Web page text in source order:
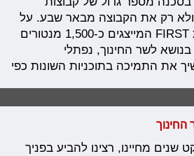
ולא רק את הקבוצה מבאר שבע. על
כן, החליטו נציגי קבוצות FIRST המייצגים כ-1,500 מנטורים
לשר החינוך, נפתלי
את התמיכה בתוכניות השונות כפי
החינוך
שנים מחיינו, רצינו להביע בפניך